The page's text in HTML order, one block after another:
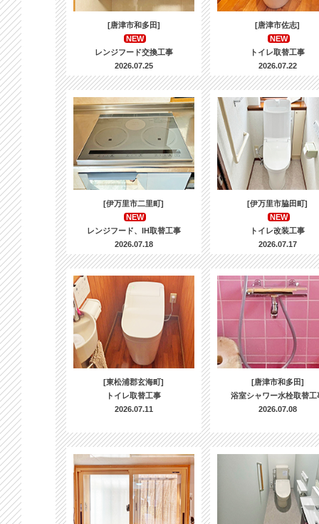
[唐津市和多田]
NEW
レンジフード交換工事
2026.07.25
[唐津市佐志]
NEW
トイレ取替工事
2026.07.22
[伊万里市二里町]
NEW
レンジフード、IH取替工事
2026.07.18
[伊万里市脇田町]
NEW
トイレ改装工事
2026.07.17
[東松浦郡玄海町]
トイレ取替工事
2026.07.11
[唐津市和多田]
浴室シャワー水栓取替工
2026.07.08